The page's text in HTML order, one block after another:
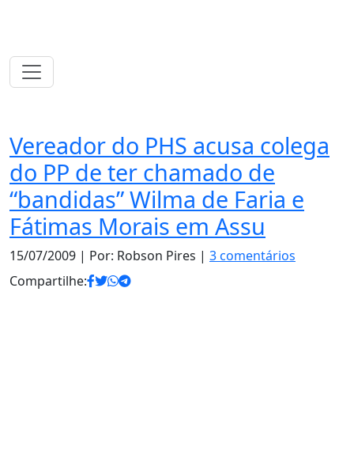
Vereador do PHS acusa colega
do PP de ter chamado de
“bandidas” Wilma de Faria e
Fátimas Morais em Assu
15/07/2009 | Por: Robson Pires | 3 comentários
Compartilhe: